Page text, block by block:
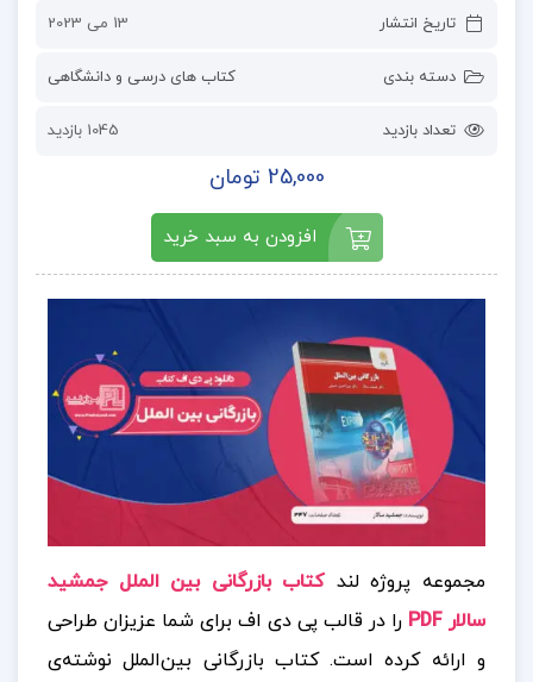
تاریخ انتشار 13 می 2023
دسته بندی کتاب های درسی و دانشگاهی
تعداد بازدید 1045 بازدید
25,000 تومان
افزودن به سبد خرید
مجموعه پروژه لند کتاب بازرگانی بین الملل جمشید
سالار PDF
را در قالب پی دی اف برای شما عزیزان طراحی
و ارائه کرده است. کتاب بازرگانی بین‌الملل نوشته‌ی